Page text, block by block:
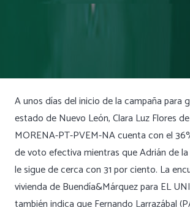
A unos días del inicio de la campaña para
estado de Nuevo León, Clara Luz Flores
MORENA-PT-PVEM-NA cuenta con el
de voto efectiva mientras que Adrián de la
le sigue de cerca con 31 por ciento. La
vivienda de Buendía&Márquez para EL